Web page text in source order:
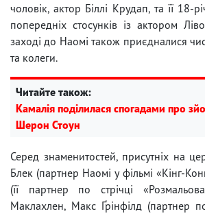
чоловік, актор Біллі Крудап, та її 18-
попередніх стосунків із актором
заході до Наомі також приєдналися
та колеги.
Читайте також:
Камалія поділилася спогадами про
Шерон Стоун
Серед знаменитостей, присутніх на
Блек (партнер Наомі у фільмі «Кінг-
(її партнер по стрічці
Маклахлен, Макс Ґрінфілд (партнер